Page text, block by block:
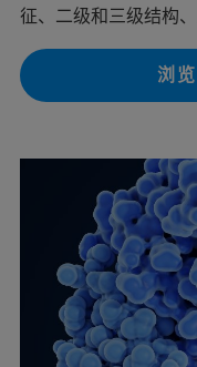
征、二级和三级结构
浏览